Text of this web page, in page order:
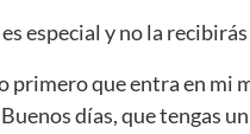
especial y no la
primero que entra en mi
días, que tengas